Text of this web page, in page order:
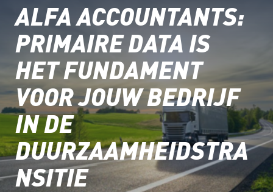
ALFA ACCOUNTANTS:
PRIMAIRE DATA IS
HET FUNDAMENT
VOOR JOUW BEDRIJF
IN DE
DUURZAAMHEIDSTRA
NSITIE